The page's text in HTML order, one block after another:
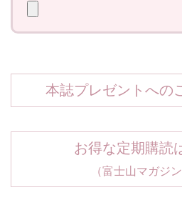
本誌プレゼントへの
お得な定期購読
（富士山マガジン